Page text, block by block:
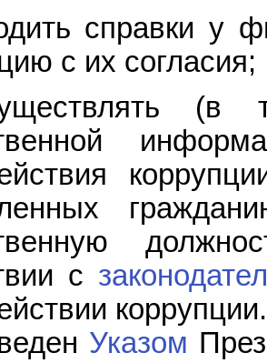
справки у
с их согласия;
(в
с
коррупции.
Указом